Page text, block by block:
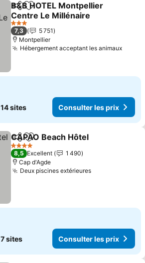
PartagerAjouter à mes favoris
B&B HOTEL Montpellier
Centre Le Millénaire
Consulter les prix
3 Étoiles
7,3
5 751
Montpellier
Hébergement acceptant les animaux
14 sites Consulter les prix
PartagerAjouter à mes favoris
CAPAO Beach Hôtel
4 Étoiles
8,5 Excellent
1 490
Cap d'Agde
Deux piscines extérieuresConsulter les
7 sites Consulter les prix